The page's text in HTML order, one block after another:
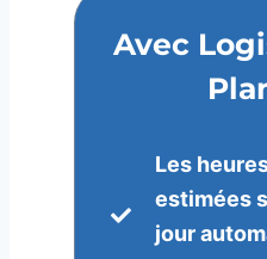
Avec
Les
estimées
jour